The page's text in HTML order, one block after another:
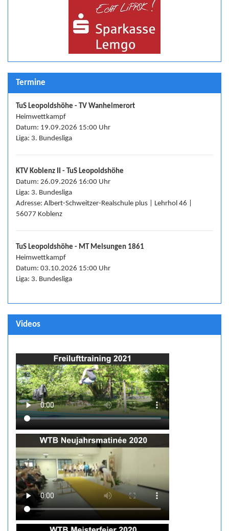
Termine
TuS Leopoldshöhe - TV Wanheimerort
Heimwettkampf
Datum: 19.09.2026 15:00 Uhr
Liga: 3. Bundesliga
KTV Koblenz II - TuS Leopoldshöhe
Datum: 26.09.2026 16:00 Uhr
Liga: 3. Bundesliga
Adresse: Albert-Schweitzer-Realschule plus | Lehrhol 46 |
56077 Koblenz
TuS Leopoldshöhe - MT Melsungen 1861
Heimwettkampf
Datum: 03.10.2026 15:00 Uhr
Liga: 3. Bundesliga
Videos